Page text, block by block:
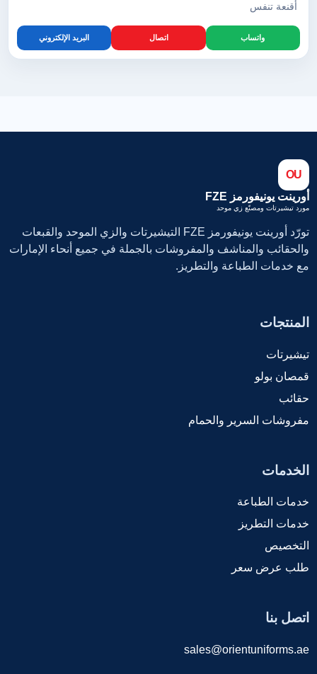
أقنعة تنفس
واتساب اتصال البريد الإلكتروني
OU
أورينت يونيفورمز FZE
مورد تيشيرتات ومصنّع زي موحد
تورّد أورينت يونيفورمز FZE التيشيرتات والزي الموحد والقبعات
والحقائب والمناشف والمفروشات بالجملة في جميع أنحاء الإمارات
مع خدمات الطباعة والتطريز.
المنتجات
تيشيرتات
قمصان بولو
حقائب
مفروشات السرير والحمام
الخدمات
خدمات الطباعة
خدمات التطريز
التخصيص
طلب عرض سعر
اتصل بنا
sales@orientuniforms.ae